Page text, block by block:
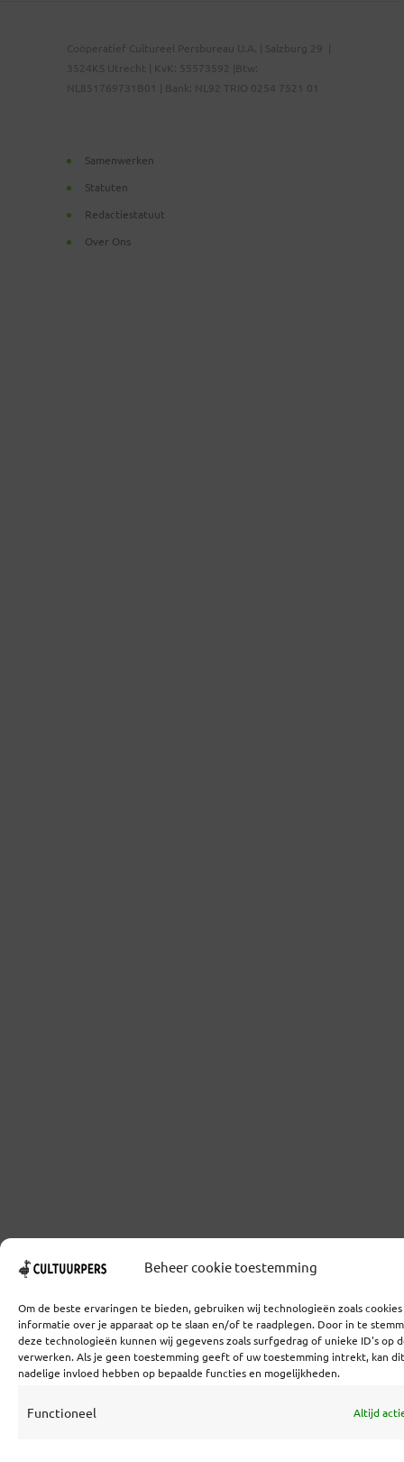
Beheer cookie toestemming
Om de beste ervaringen te bieden, gebruiken wij technologieën zoals
informatie over je apparaat op te slaan en/of te raadplegen. Door in te
deze technologieën kunnen wij gegevens zoals surfgedrag of unieke ID's op
verwerken. Als je geen toestemming geeft of uw toestemming intrekt, kan
nadelige invloed hebben op bepaalde functies en mogelijkheden.
Functioneel Altijd
Coöperatief Cultureel Persbureau U.A. | Salzburg 29 |
3524KS Utrecht | KvK: 55573592 |Btw:
NL851769731B01 | Bank: NL92 TRIO 0254 7521 01
Samenwerken
Statuten
Redactiestatuut
Over Ons